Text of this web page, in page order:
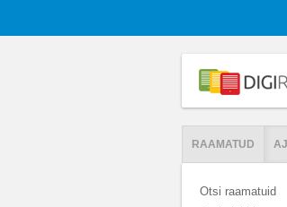
RAAMATUD
Otsi raamatuid